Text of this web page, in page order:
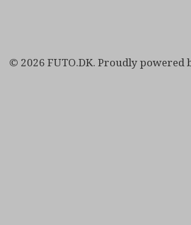
© 2026 FUTO.DK. Proudly powered